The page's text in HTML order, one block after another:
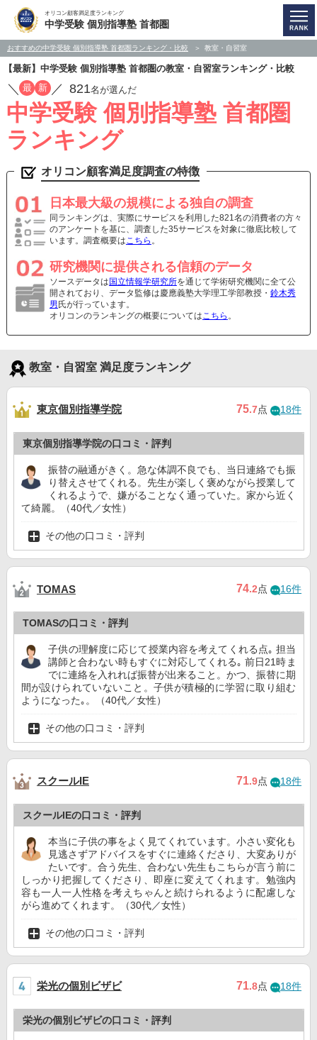
オリコン顧客満足度ランキング
中学受験 個別指導塾 首都圏
おすすめの中学受験 個別指導塾 首都圏ランキング・比較 教室・自習室
【最新】中学受験 個別指導塾 首都圏の教室・自習室ランキング・比較
／ 最 新 ／ 821名が選んだ
中学受験 個別指導塾 首都圏
ランキング
オリコン顧客満足度調査の特徴
日本最大級の規模による独自の調査
同ランキングは、実際にサービスを利用した821名の消費者の方々
のアンケートを基に、調査した35サービスを対象に徹底比較して
います。調査概要はこちら 。
研究機関に提供される信頼のデータ
ソースデータは 国立情報学研究所を通じて学術研究機関に全て公
開されており、データ監修は慶應義塾大学理工学部教授・ 鈴木秀
男 氏が行っています。
オリコンのランキングの概要についてはこちら 。
教室・自習室 満足度ランキング
東京個別指導学院 75.7点 18件
東京個別指導学院の口コミ・評判
振替の融通がきく。急な体調不良でも、当日連絡でも振
り替えさせてくれる。先生が楽しく褒めながら授業して
くれるようで、嫌がることなく通っていた。家から近く
て綺麗。（40代／女性）
その他の口コミ・評判
TOMAS 74.2点 16件
TOMASの口コミ・評判
子供の理解度に応じて授業内容を考えてくれる点｡ 担当
講師と合わない時もすぐに対応してくれる｡ 前日21時ま
でに連絡を入れれば振替が出来ること。かつ、振替に期
間が設けられていないこと。子供が積極的に学習に取り組む
ようになった｡。（40代／女性）
その他の口コミ・評判
スクールIE 71.9点 18件
スクールIEの口コミ・評判
本当に子供の事をよく見てくれています。小さい変化も
見逃さずアドバイスをすぐに連絡くださり、大変ありが
たいです。合う先生、合わない先生もこちらが言う前に
しっかり把握してくださり、即座に変えてくれます。勉強内
容も一人一人性格を考えちゃんと続けられるように配慮しな
がら進めてくれます。（30代／女性）
その他の口コミ・評判
栄光の個別ビザビ 71.8点 18件
栄光の個別ビザビの口コミ・評判